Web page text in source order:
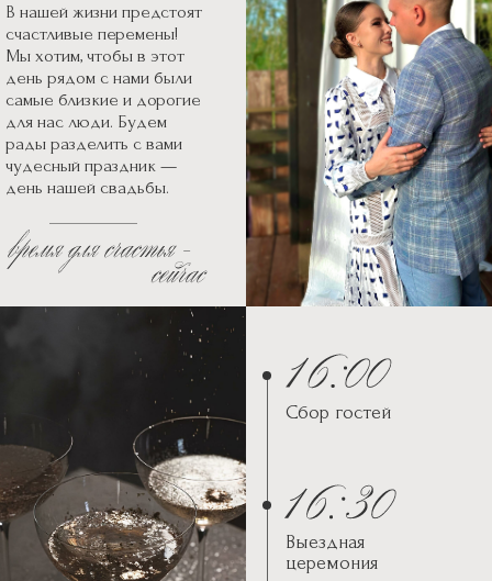
В нашей жизни предстоят
счастливые перемены!
Мы хотим, чтобы в этот
день рядом с нами были
самые близкие и дорогие
для нас люди. Будем
рады разделить с вами
чудесный праздник —
день нашей свадьбы.
Сбор гостей
Выездная
церемония
Загородный клуб «Голицын»,
Левобережная улица, 3В